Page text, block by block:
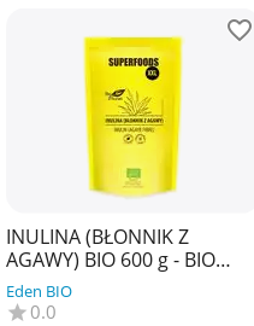
INULINA (BŁONNIK Z
AGAWY) BIO 600 g - BIO
PLANET SUPERFOODS
Eden BIO
0.0